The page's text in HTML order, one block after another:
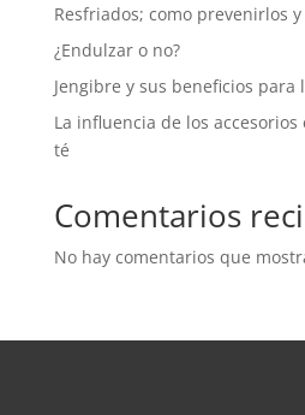
Resfriados; como prevenirlos
¿Endulzar o no?
Jengibre y sus beneficios para
La influencia de los
té
Comentarios
No hay comentarios que